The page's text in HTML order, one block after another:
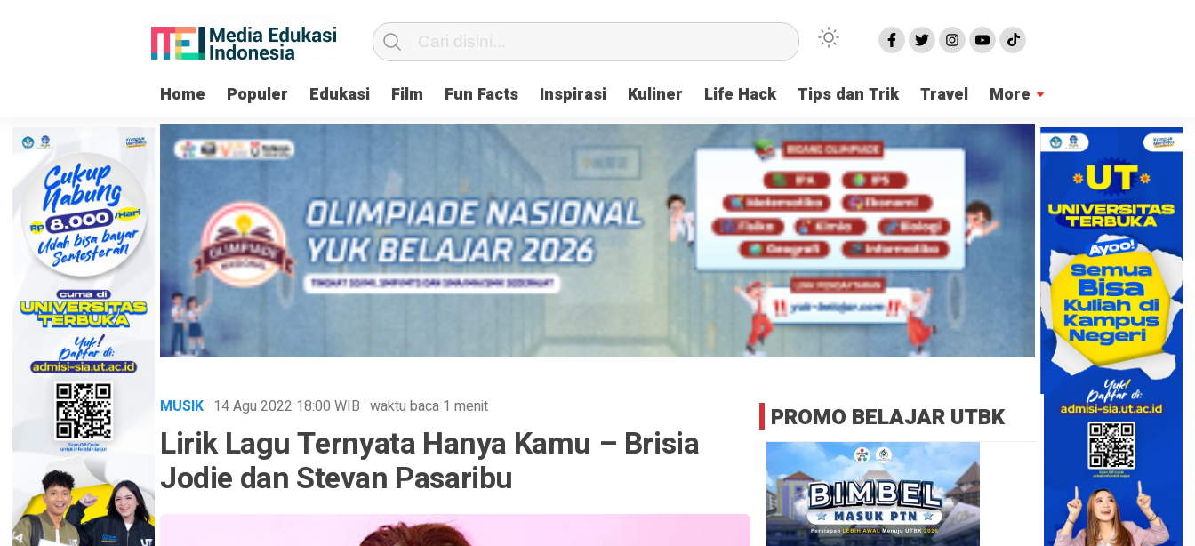
Home Populer Edukasi Film Fun Facts Inspirasi Kuliner Life Hack Tips dan Trik Travel More
MUSIK· 14 Agu 2022 18:00 WIB · waktu baca 1 menit
Lirik Lagu Ternyata Hanya Kamu – Brisia
Jodie dan Stevan Pasaribu
PROMO BELAJAR UTBK